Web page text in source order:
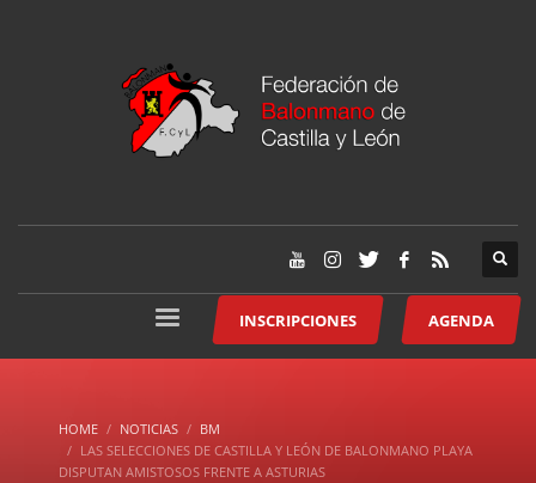
INSCRIPCIONES AGENDA
HOME NOTICIAS
BM
LAS SELECCIONES DE CASTILLA Y LEÓN DE BALONMANO PLAYA
DISPUTAN AMISTOSOS FRENTE A ASTURIAS